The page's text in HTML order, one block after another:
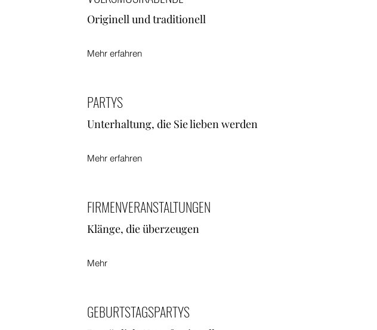
Originell und traditionell
Mehr erfahren
PARTYS
Unterhaltung, die Sie lieben werden
Mehr erfahren
FIRMENVERANSTALTUNGEN
Klänge, die überzeugen
Mehr
GEBURTSTAGSPARTYS